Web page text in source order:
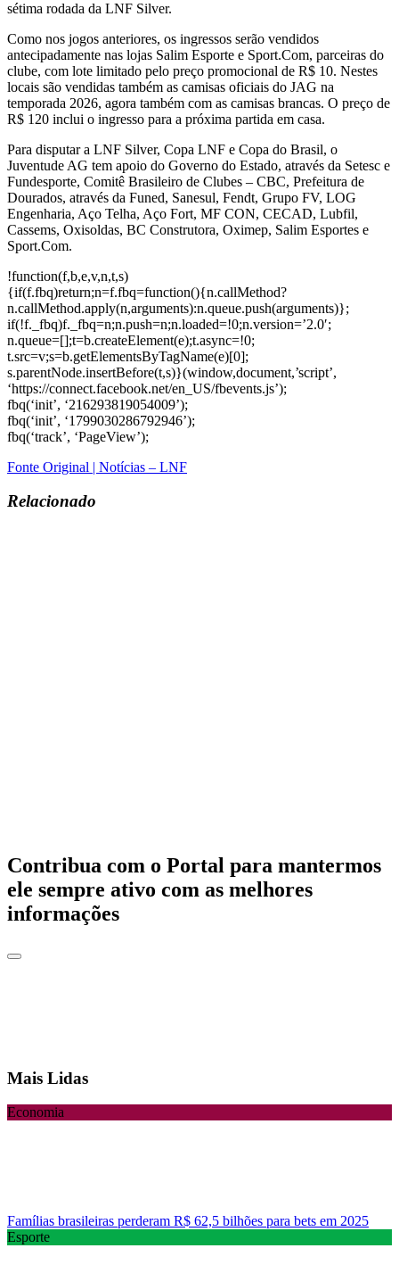
sétima rodada da LNF Silver.
Como nos jogos anteriores, os ingressos serão vendidos
antecipadamente nas lojas Salim Esporte e Sport.Com, parceiras do
clube, com lote limitado pelo preço promocional de R$ 10. Nestes
locais são vendidas também as camisas oficiais do JAG na
temporada 2026, agora também com as camisas brancas. O preço de
R$ 120 inclui o ingresso para a próxima partida em casa.
Para disputar a LNF Silver, Copa LNF e Copa do Brasil, o
Juventude AG tem apoio do Governo do Estado, através da Setesc e
Fundesporte, Comitê Brasileiro de Clubes – CBC, Prefeitura de
Dourados, através da Funed, Sanesul, Fendt, Grupo FV, LOG
Engenharia, Aço Telha, Aço Fort, MF CON, CECAD, Lubfil,
Cassems, Oxisoldas, BC Construtora, Oximep, Salim Esportes e
Sport.Com.
!function(f,b,e,v,n,t,s)
{if(f.fbq)return;n=f.fbq=function(){n.callMethod?
n.callMethod.apply(n,arguments):n.queue.push(arguments)};
if(!f._fbq)f._fbq=n;n.push=n;n.loaded=!0;n.version=’2.0′;
n.queue=[];t=b.createElement(e);t.async=!0;
t.src=v;s=b.getElementsByTagName(e)[0];
s.parentNode.insertBefore(t,s)}(window,document,’script’,
‘https://connect.facebook.net/en_US/fbevents.js’);
fbq(‘init’, ‘216293819054009’);
fbq(‘init’, ‘1799030286792946’);
fbq(‘track’, ‘PageView’);
Fonte Original | Notícias – LNF
Relacionado
Contribua com o Portal para mantermos
ele sempre ativo com as melhores
informações
Mais Lidas
Economia
Famílias brasileiras perderam R$ 62,5 bilhões para bets em 2025
Esporte